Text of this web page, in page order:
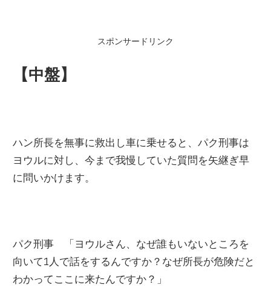
スポンサードリンク
【中盤】
ハン所長を無事に救出し車に乗せると、パク刑事は
ヨウルに対し、今まで我慢していた質問を矢継ぎ早
に問いかけます。
パク刑事 「ヨウルさん、なぜ誰もいないところを
向いて1人で話をするんですか？なぜ所長が危険だと
わかってここに来たんですか？」